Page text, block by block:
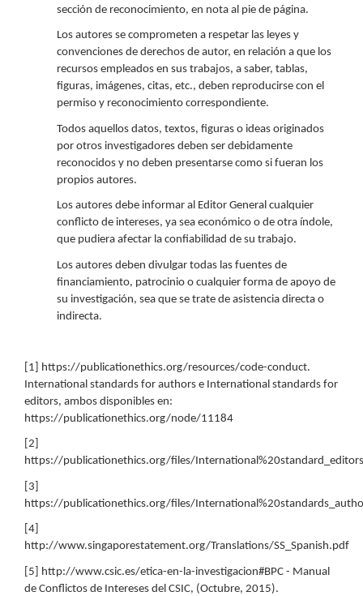
sección de reconocimiento, en nota al pie de página.
Los autores se comprometen a respetar las leyes y
convenciones de derechos de autor, en relación a que los
recursos empleados en sus trabajos, a saber, tablas,
figuras, imágenes, citas, etc., deben reproducirse con el
permiso y reconocimiento correspondiente.
Todos aquellos datos, textos, figuras o ideas originados
por otros investigadores deben ser debidamente
reconocidos y no deben presentarse como si fueran los
propios autores.
Los autores debe informar al Editor General cualquier
conflicto de intereses, ya sea económico o de otra índole,
que pudiera afectar la confiabilidad de su trabajo.
Los autores deben divulgar todas las fuentes de
financiamiento, patrocinio o cualquier forma de apoyo de
su investigación, sea que se trate de asistencia directa o
indirecta.
[1] https://publicationethics.org/resources/code-conduct.
International standards for authors e International standards for
editors, ambos disponibles en:
https://publicationethics.org/node/11184
[2]
https://publicationethics.org/files/
[3]
https://publicationethics.org/files/
[4]
http://www.singaporestatement.org/Translations/SS_Spanish.pdf
[5] http://www.csic.es/etica-en-la-investigacion#BPC - Manual
de Conflictos de Intereses del CSIC, (Octubre, 2015).